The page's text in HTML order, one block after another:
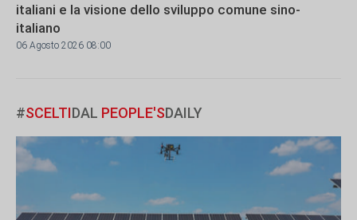
italiani e la visione dello sviluppo comune sino-
italiano
06 Agosto 2026 08:00
#SCELTIDAL PEOPLE'SDAILY